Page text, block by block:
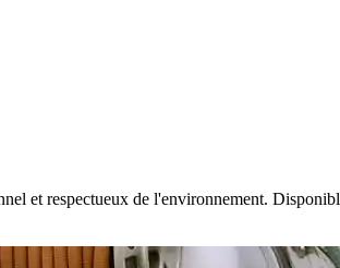
et respectueux de l'environnement.